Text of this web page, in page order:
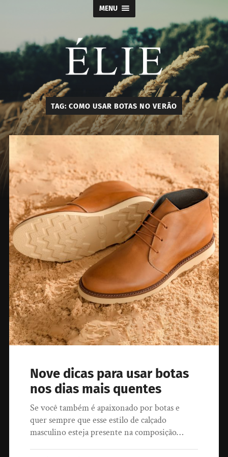
MENU
Élie
-
Calçados
Acessórios
Masculino
TAG: COMO USAR BOTAS NO VERÃO
Nove dicas para usar botas
nos dias mais quentes
Se você também é apaixonado por botas e
quer sempre que esse estilo de calçado
masculino esteja presente na composição…